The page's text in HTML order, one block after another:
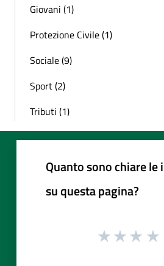
Giovani (1)
Protezione Civile (1)
Sociale (9)
Sport (2)
Tributi (1)
Quanto sono chiare
su questa pagina?